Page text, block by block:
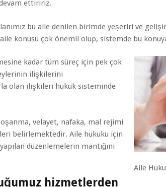
ettiririz.
bu aile denilen birimde yeşeriri ve
konusu çok önemli olup, sistemde bu
Aile
kadar tüm süreç için pek çok
ilişkilerini
olan ilişkileri hukuk sisteminde
velayet, nafaka, mal rejimi
belirlemektedir. Aile hukuku için
düzenlemelerin mantığını
hizmetlerden